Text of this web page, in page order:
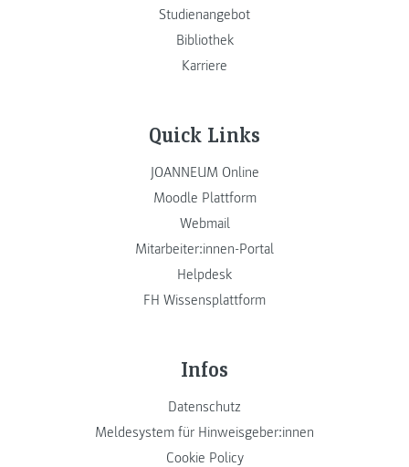
Studienangebot
Bibliothek
Karriere
Quick Links
JOANNEUM Online
Moodle Plattform
Webmail
Mitarbeiter:innen-Portal
Helpdesk
FH Wissensplattform
Infos
Datenschutz
Meldesystem für Hinweisgeber:innen
Cookie Policy